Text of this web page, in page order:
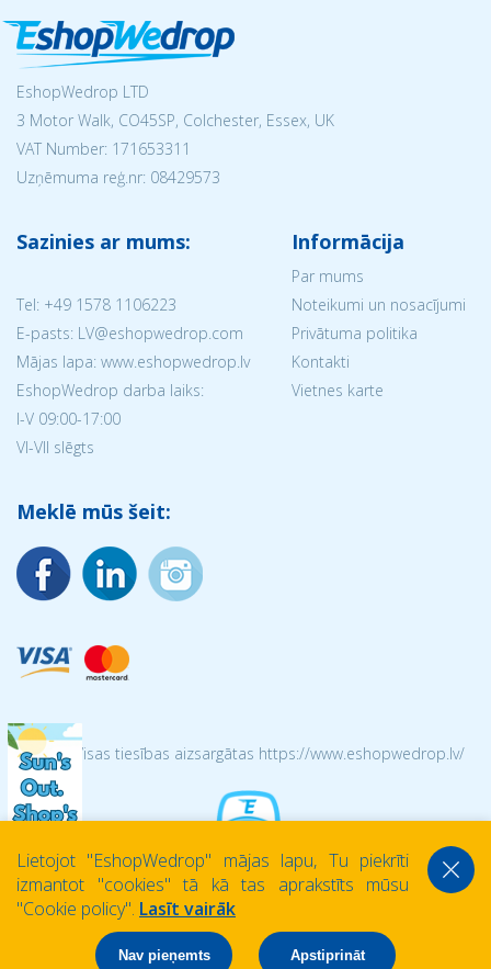
EshopWedrop LTD
3 Motor Walk, CO45SP, Colchester, Essex, UK
VAT Number: 171653311
Uzņēmuma reģ.nr: 08429573
Sazinies ar mums:
Tel: +49 1578 1106223
E-pasts: LV@eshopwedrop.com
Mājas lapa: www.eshopwedrop.lv
EshopWedrop darba laiks:
I-V 09:00-17:00
VI-VII slēgts
Informācija
Par mums
Noteikumi un nosacījumi
Privātuma politika
Kontakti
Vietnes karte
Meklē mūs šeit:
© 2026 Visas tiesības aizsargātas https://www.eshopwedrop.lv/
Lietojot ''EshopWedrop'' mājas lapu, Tu piekrīti
izmantot ''cookies'' tā kā tas aprakstīts mūsu
''Cookie policy''. Lasīt vairāk
Nav pieņemts Apstiprināt